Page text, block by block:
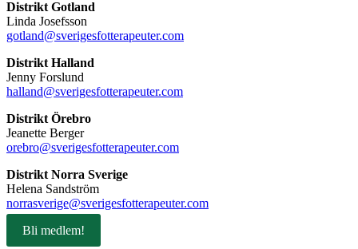
Distrikt Gotland
Linda Josefsson
gotland@sverigesfotterapeuter.com
Distrikt Halland
Jenny Forslund
halland@sverigesfotterapeuter.com
Distrikt Örebro
Jeanette Berger
orebro@sverigesfotterapeuter.com
Distrikt Norra Sverige
Helena Sandström
norrasverige@sverigesfotterapeuter.com
Bli medlem!